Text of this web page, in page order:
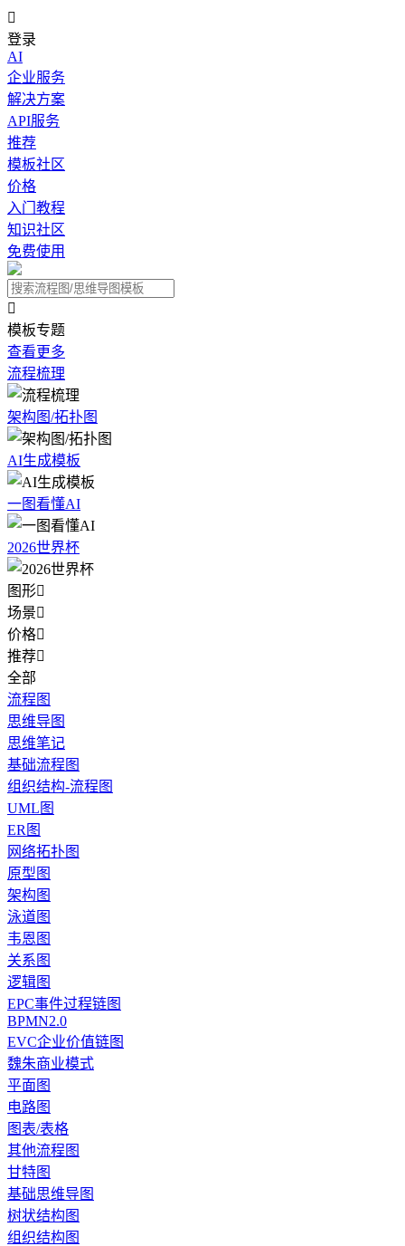

登录
AI
企业服务
解决方案
API服务
推荐
模板社区
价格
入门教程
知识社区
免费使用

模板专题
查看更多
流程梳理
架构图/拓扑图
AI生成模板
一图看懂AI
2026世界杯
图形
场景
价格
推荐
全部
流程图
思维导图
思维笔记
基础流程图
组织结构-流程图
UML图
ER图
网络拓扑图
原型图
架构图
泳道图
韦恩图
关系图
逻辑图
EPC事件过程链图
BPMN2.0
EVC企业价值链图
魏朱商业模式
平面图
电路图
图表/表格
其他流程图
甘特图
基础思维导图
树状结构图
组织结构图